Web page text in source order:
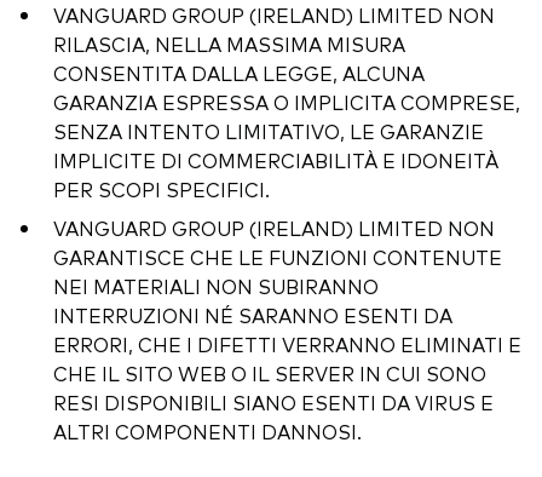
VANGUARD GROUP (IRELAND) LIMITED NON
RILASCIA, NELLA MASSIMA MISURA
CONSENTITA DALLA LEGGE, ALCUNA
GARANZIA ESPRESSA O IMPLICITA COMPRESE,
SENZA INTENTO LIMITATIVO, LE GARANZIE
IMPLICITE DI COMMERCIABILITÀ E IDONEITÀ
PER SCOPI SPECIFICI.
VANGUARD GROUP (IRELAND) LIMITED NON
GARANTISCE CHE LE FUNZIONI CONTENUTE
NEI MATERIALI NON SUBIRANNO
INTERRUZIONI NÉ SARANNO ESENTI DA
ERRORI, CHE I DIFETTI VERRANNO ELIMINATI E
CHE IL SITO WEB O IL SERVER IN CUI SONO
RESI DISPONIBILI SIANO ESENTI DA VIRUS E
ALTRI COMPONENTI DANNOSI.